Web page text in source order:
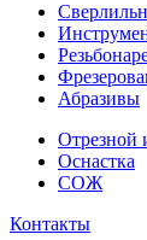
Абразивы
Отрезной
Оснастка
СОЖ
Контакты